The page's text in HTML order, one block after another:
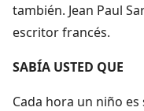
también. Jean Paul
escritor francés.
SABÍA USTED QUE
Cada hora un niño